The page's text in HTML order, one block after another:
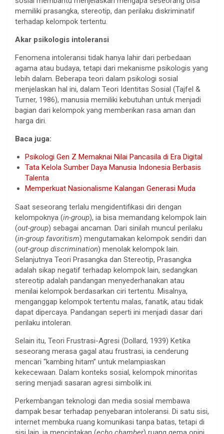
memiliki prasangka, stereotip, dan perilaku diskriminatif
terhadap kelompok tertentu.
Akar psikologis intoleransi
Fenomena intoleransi tidak hanya lahir dari perbedaan
agama atau budaya, tetapi dari mekanisme psikologis yang
lebih dalam. Beberapa teori dalam psikologi sosial
menjelaskan hal ini, dalam Teori Identitas Sosial (Tajfel &
Turner, 1986), manusia memiliki kebutuhan untuk menjadi
bagian dari kelompok yang memberikan rasa aman dan
harga diri.
Baca juga:
Psikologi Gen Z Memaknai Nilai Pancasila di Era Digital
Tata Kelola Sumber Daya Manusia Indonesia Berbasis
Talenta
Memperkuat Nasionalisme Kalangan Generasi Muda
Saat seseorang terlalu mengidentifikasi diri dengan
kelompoknya (in-group), ia bisa memandang kelompok lain
(out-group) sebagai ancaman. Dari sinilah muncul perilaku
(in-group favoritism) mengutamakan kelompok sendiri dan
(out-group discrimination) menolak kelompok lain.
Selanjutnya Teori Prasangka dan Stereotip, Prasangka
adalah sikap negatif terhadap kelompok lain, sedangkan
stereotip adalah pandangan menyederhanakan atau
menilai kelompok berdasarkan ciri tertentu. Misalnya,
menganggap kelompok tertentu malas, fanatik, atau tidak
dapat dipercaya. Pandangan seperti ini menjadi dasar dari
perilaku intoleran.
Selain itu, Teori Frustrasi-Agresi (Dollard, 1939) Ketika
seseorang merasa gagal atau frustrasi, ia cenderung
mencari “kambing hitam” untuk melampiaskan
kekecewaan. Dalam konteks sosial, kelompok minoritas
sering menjadi sasaran agresi simbolik ini.
Perkembangan teknologi dan media sosial membawa
dampak besar terhadap penyebaran intoleransi. Di satu sisi,
internet membuka ruang komunikasi tanpa batas, tetapi di